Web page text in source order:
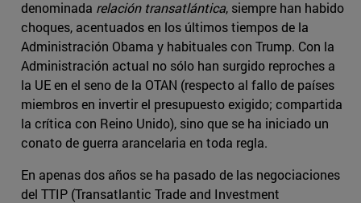
denominada relación transatlántica, siempre han habido
choques, acentuados en los últimos tiempos de la
Administración Obama y habituales con Trump. Con la
Administración actual no sólo han surgido reproches a
la UE en el seno de la OTAN (respecto al fallo de países
miembros en invertir el presupuesto exigido; compartida
la crítica con Reino Unido), sino que se ha iniciado un
conato de guerra arancelaria en toda regla.
En apenas dos años se ha pasado de las negociaciones
del TTIP (Transatlantic Trade and Investment